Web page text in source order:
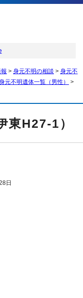
> 身元不明の相談 > 身元不
元不明遺体一覧（男性）
>
東H27-1）
日